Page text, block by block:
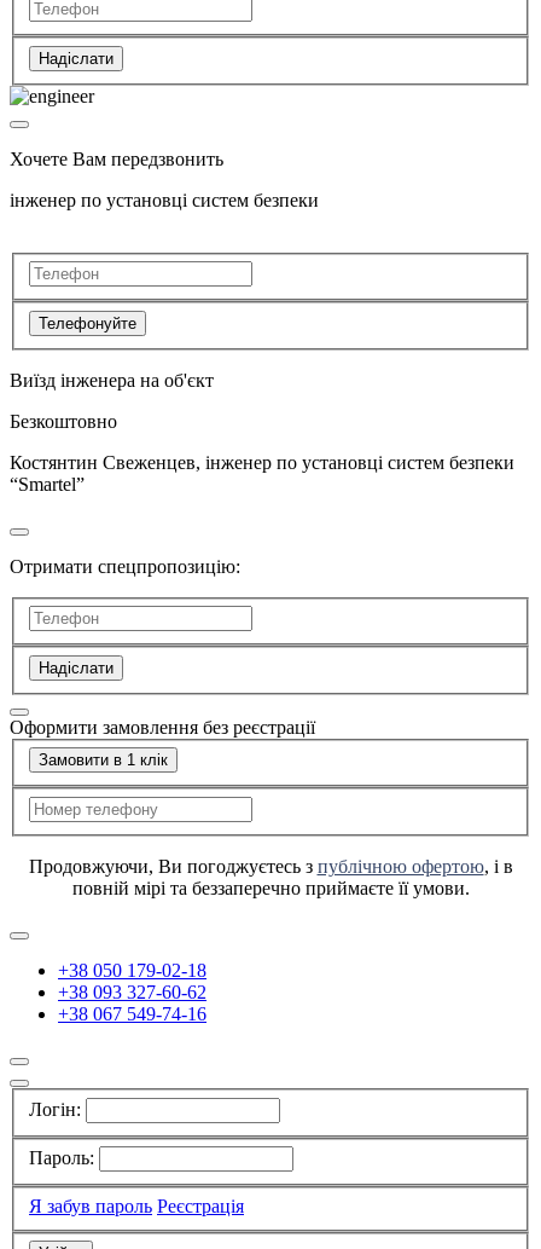
Надіслати
Хочете Вам передзвонить
інженер по установці систем безпеки
Телефонуйте
Виїзд інженера на об'єкт
Безкоштовно
Костянтин Свеженцев, інженер по установці систем безпеки
“Smartel”
Отримати спецпропозицію:
Надіслати
Оформити замовлення без реєстрації
Замовити в 1 клік
Продовжуючи, Ви погоджуєтесь з публічною офертою, і в
повній мірі та беззаперечно приймаєте її умови.
+38 050 179-02-18
+38 093 327-60-62
+38 067 549-74-16
Логін:
Пароль:
Я забув пароль Реєстрація